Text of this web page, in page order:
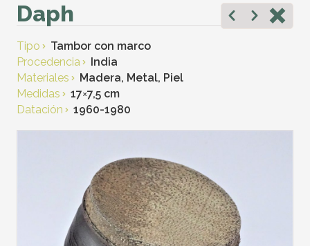
Daph
Tipo
Tambor con marco
Procedencia
India
Materiales
Madera, Metal, Piel
Medidas
17×7,5 cm
Datación
1960-1980